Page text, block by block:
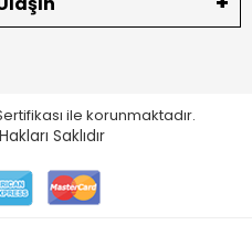
ile korunmaktadır.
Saklıdır